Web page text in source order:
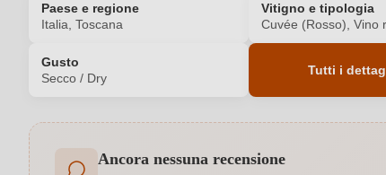
Paese e regione
Italia, Toscana
Vitigno e tipologia
Cuvée (Rosso), Vino
Gusto
Secco / Dry
Tutti i
Annata Ancora nessuna recensione